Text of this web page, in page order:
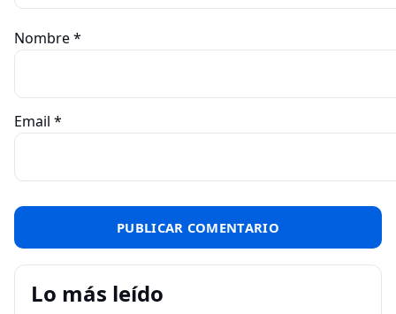
Nombre*
Email *
Lo más leído